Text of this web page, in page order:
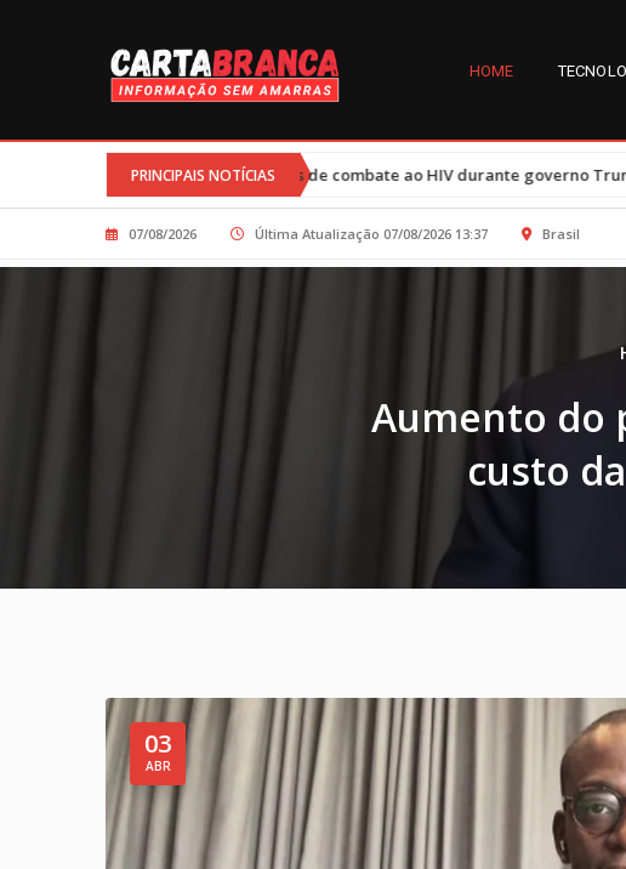
HOME
PRINCIPAIS NOTÍCIAS
nos programas de combate ao HIV durante governo Trump afetam 77 mil
07/08/2026 Última Atualização 07/08/2026 13:37 Brasil
Aumento do
custo
03
ABR